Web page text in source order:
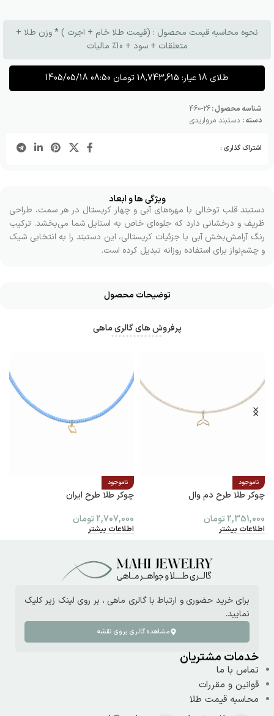
نحوه محاسبه قیمت محصول : (قیمت طلا خام + اجرت ) * وزن طلا +
متعلقات + سود + 10٪ مالیات
طلای 18 عیار: 18,743,615تومان 1405/05/18 08:50
شناسه محصول :26-460
دسته : دستبند مرواریدی
اشتراک گذاری :
ویژگی ها و ابعاد
دستبند قلب توخالی با مهره‌های آبی و چهار کریستال در هر سمت، طراحی
ظریف و درخشانی دارد که جلوه‌ای خاص به استایل شما می‌بخشد. ترکیب
رنگ آرامش‌بخش آبی با جزئیات کریستالی، این دستبند را به انتخابی شیک
و چشم‌نواز برای استفاده روزانه تبدیل کرده است.
توضیحات محصول
پرفروش های گالری ماهی
ناموجود
چوکر طلا طرح دم وال
2,351,000 تومان
اطلاعات بیشتر
ناموجود
چوکر طلا طرح ایران
2,707,000 تومان
اطلاعات بیشتر
برای خرید حضوری و ارتباط با گالری ماهی ، بر روی لینک زیر کلیک
نمایید.
مشاهده گالری بروی نقشه
خدمات مشتریان
تماس با ما
قوانین و مقررات
محاسبه قیمت طلا